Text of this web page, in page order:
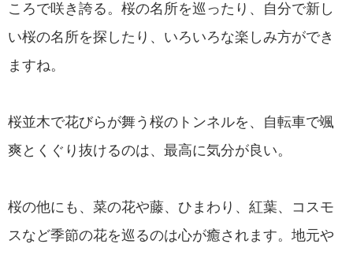
ころで咲き誇る。桜の名所を巡ったり、自分で新し
い桜の名所を探したり、いろいろな楽しみ方ができ
ますね。
桜並木で花びらが舞う桜のトンネルを、自転車で颯
爽とくぐり抜けるのは、最高に気分が良い。
桜の他にも、菜の花や藤、ひまわり、紅葉、コスモ
スなど季節の花を巡るのは心が癒されます。地元や